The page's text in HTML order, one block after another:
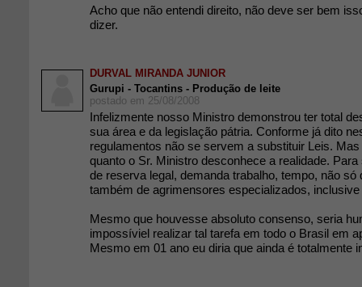
Acho que não entendi direito, não deve ser bem
dizer.
DURVAL MIRANDA JUNIOR
Gurupi - Tocantins - Produção de leite
postado em 25/08/2008
Infelizmente nosso Ministro demonstrou ter total
sua área e da legislação pátria. Conforme já dito
regulamentos não se servem a substituir Leis.
quanto o Sr. Ministro desconhece a realidade.
de reserva legal, demanda trabalho, tempo, não
também de agrimensores especializados,
Mesmo que houvesse absoluto consenso, seria
impossíviel realizar tal tarefa em todo o Brasil em
Mesmo em 01 ano eu diria que ainda é totalmente